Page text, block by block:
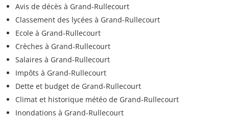
Avis de décès à Grand-Rullecourt
Classement des lycées à Grand-Rullecourt
Ecole à Grand-Rullecourt
Crèches à Grand-Rullecourt
Salaires à Grand-Rullecourt
Impôts à Grand-Rullecourt
Dette et budget de Grand-Rullecourt
Climat et historique météo de Grand-Rullecourt
Inondations à Grand-Rullecourt